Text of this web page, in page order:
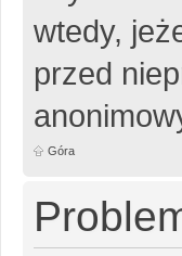
wtedy,
przed
Góra